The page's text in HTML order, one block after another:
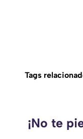
Tags
¡No te